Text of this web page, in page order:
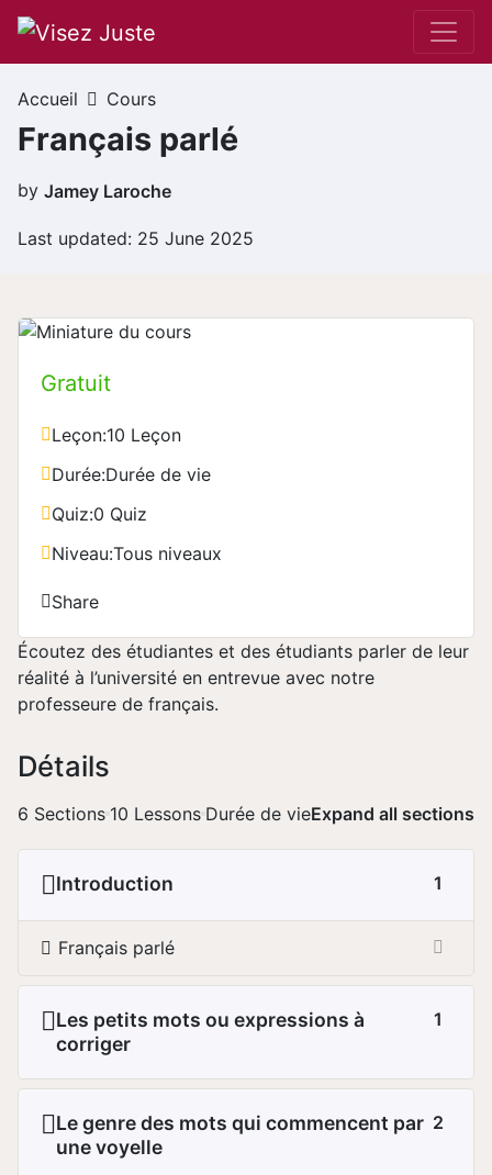
Passer au contenu
Navigation principale
Accueil Cours
Français parlé
by Jamey Laroche
Last updated: 25 June 2025
Écoutez des étudiantes et des étudiants parler de leur
réalité à l’université en entrevue avec notre
professeure de français.
Détails
6 Sections 10 Lessons Durée de vieExpand all sections
Introduction 1
Français parlé
Les petits mots ou expressions à
corriger
1
Le genre des mots qui commencent par
une voyelle
2
Gratuit
Leçon:10 Leçon
Durée:Durée de vie
Quiz:0 Quiz
Niveau:Tous niveaux
Share